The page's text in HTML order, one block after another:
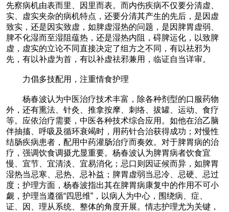
先察病机由表而里、因里而表。而内伤疾病不仅要分清虚、
实、虚实夹杂的病机特点，还要分清其产生的先后，是因虚
致实，还是因实致虚，如脾虚湿热的问题，是因脾胃虚弱、
脾不化湿而至湿阻蕴热，还是湿热内阻，碍脾运化，以致脾
虚，虚实的立论不同直接决定了组方之不同，有以祛邪为
先，有以补虚为首，有以补虚祛邪兼用，临证自当详审。
力倡多技配用，注重情食护理
杨春波认为中医治疗技术丰富，除各种剂型的口服药物
外，还有熏法、针灸、推拿按摩、刺络、拔罐、运动、食疗
等。应依治疗需要，中医各种技术综合应用。如他在治乙脑
伴抽搐、呼吸及循环衰竭时，用药针合治获得成功；对慢性
结肠疾病患者，配用中药灌肠治疗而奏效。对于脾胃病的治
疗，强调饮食调摄尤显重要。杨春波认为脾胃病者饮食宜
慢、宜节、宜清淡、宜易消化；忌口则因证候而异，如脾胃
湿热当忌寒、忌热、忌补益；脾胃虚弱当忌冷、忌硬、忌过
度；护理方面，杨春波指出其在脾胃病康复中的作用不可小
觑，护理当遵循“四思维”，以病人为中心，围绕病、症、
证、因、理从系统、整体的角度开展。情志护理尤为关键，